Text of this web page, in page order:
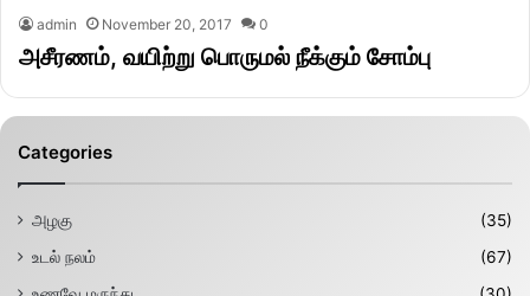
admin November 20, 2017 0
அசீரணம், வயிற்று பொருமல் நீக்கும் சோம்பு
Categories
அழகு
(35)
உடல் நலம்
(67)